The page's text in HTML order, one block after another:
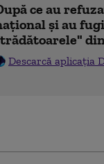
ce au
şi au
Descarcă aplicația